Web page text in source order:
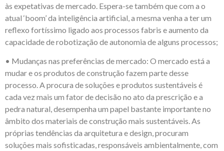
às expetativas de mercado. Espera-se também que com a o
atual ‘boom’ da inteligência artificial, a mesma venha a ter um
reflexo fortíssimo ligado aos processos fabris e aumento da
capacidade de robotização de autonomia de alguns processos;
• Mudanças nas preferências de mercado: O mercado está a
mudar e os produtos de construção fazem parte desse
processo. A procura de soluções e produtos sustentáveis é
cada vez mais um fator de decisão no ato da prescrição e a
pedra natural, desempenha um papel bastante importante no
âmbito dos materiais de construção mais sustentáveis. As
próprias tendências da arquitetura e design, procuram
soluções mais sofisticadas, responsáveis ambientalmente, com